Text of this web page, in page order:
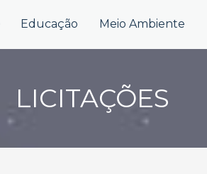
Educação Meio Ambiente
LICITAÇÕES